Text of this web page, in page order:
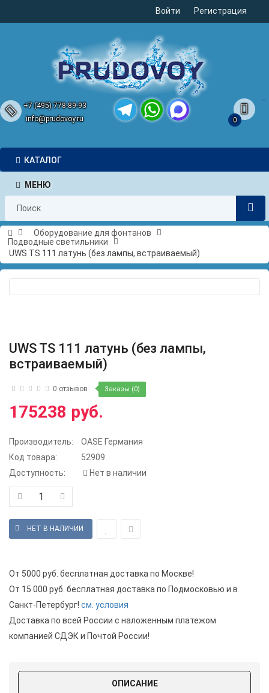
Войти Регистрация
+7 (495) 778-89-93
info@prudovoy.ru
0
КАТАЛОГ
МЕНЮ
Оборудование для фонтанов
Подводные светильники
UWS TS 111 латунь (без лампы, встраиваемый)
UWS TS 111 латунь (без лампы,
встраиваемый)
0 отзывов Заказы (0)
175238 руб.
Производитель:
OASE Германия
Код товара:
52909
Доступность:
Нет в наличии
От 5000 руб. бесплатная доставка по Москве!
От 15 000 руб. бесплатная доставка по Подмосковью и в
Санкт-Петербург! см. условия
Доставка по всей России с наложенным платежом
компанией СДЭК и Почтой России!
ОПИСАНИЕ